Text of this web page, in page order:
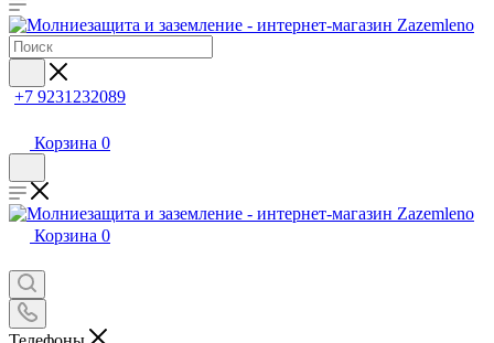
+7 9231232089
Корзина 0
Корзина 0